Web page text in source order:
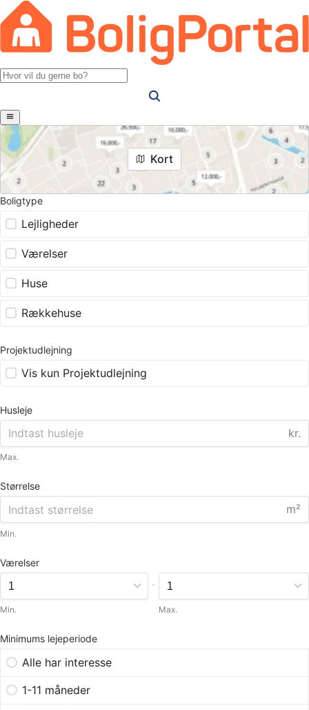
Kort
Boligtype
Lejligheder
Værelser
Huse
Rækkehuse
Projektudlejning
Vis kun Projektudlejning
Husleje
kr.
Max.
Størrelse
m²
Min.
Værelser
Min.
-
Max.
Minimums lejeperiode
Alle har interesse
1-11 måneder